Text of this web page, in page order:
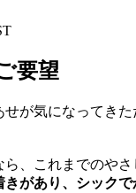
要望
が気になってき
、これまでのや
きがあり、シック